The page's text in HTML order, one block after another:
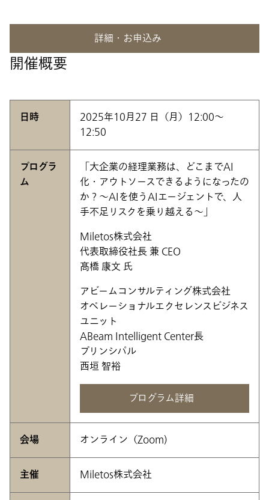
詳細・お申込み
開催概要
日時
2025年10月27 日（月）12:00～
12:50
プログラ
ム
「大企業の経理業務は、どこまでAI
化・アウトソースできるようになったの
か？～AIを使うAIエージェントで、人
手不足リスクを乗り越える～」
Miletos株式会社
代表取締役社長 兼 CEO
髙橋 康文 氏
アビームコンサルティング株式会社
オペレーショナルエクセレンスビジネス
ユニット
ABeam Intelligent Center長
プリンシパル
西垣 智裕
プログラム詳細
会場 オンライン（Zoom)
主催 Miletos株式会社